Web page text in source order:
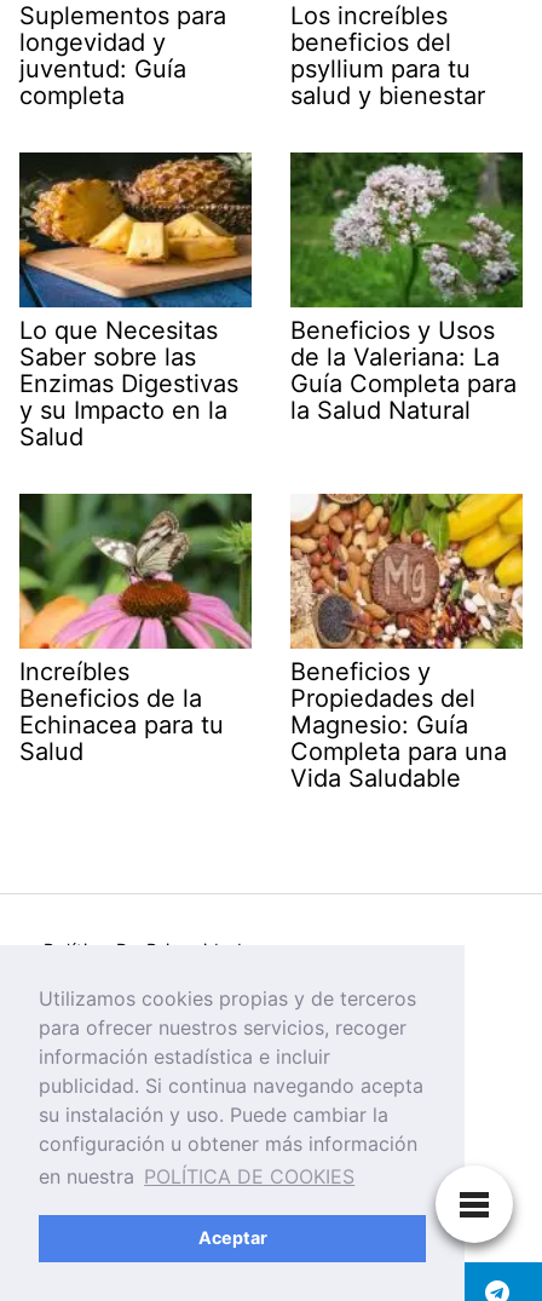
Suplementos para
longevidad y
juventud: Guía
completa
Los increíbles
beneficios del
psyllium para tu
salud y bienestar
Lo que Necesitas
Saber sobre las
Enzimas Digestivas
y su Impacto en la
Salud
Beneficios y Usos
de la Valeriana: La
Guía Completa para
la Salud Natural
Increíbles
Beneficios de la
Echinacea para tu
Salud
Beneficios y
Propiedades del
Magnesio: Guía
Completa para una
Vida Saludable
Política De Privacidad
Política de Cookies
Aviso Legal
Tienda Online De Suplementos Nutricionales,
Alimentacion y Nutrición Deportiva.
Utilizamos cookies propias y de terceros
para ofrecer nuestros servicios, recoger
información estadística e incluir
publicidad. Si continua navegando acepta
su instalación y uso. Puede cambiar la
configuración u obtener más información
en nuestra POLÍTICA DE COOKIES
Aceptar